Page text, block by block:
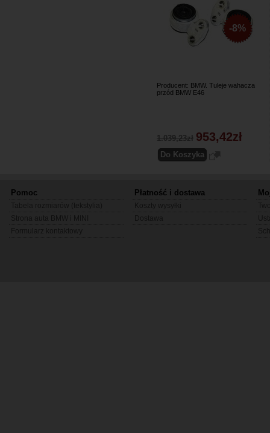
Producent: BMW. Tuleje wahacza
przód BMW E46
-8%
1.039,23zł 953,42zł
Pomoc Płatność i dostawa